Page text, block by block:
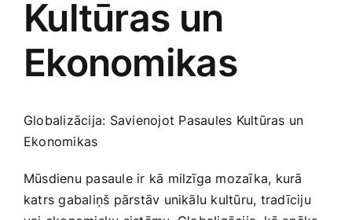
Medicīnas preces
Mobilie telefoni, planšetdatori
Preces birojam
Kultūras un
Ekonomikas
Globalizācija: Savienojot ⁣Pasaules Kultūras un⁣
Ekonomikas
Mūsdienu pasaule ir kā milzīga mozaīka, kurā
katrs‍ gabaliņš pārstāv unikālu kultūru, tradīciju